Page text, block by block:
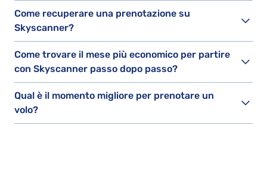
Come recuperare una prenotazione su
Skyscanner?
Come trovare il mese più economico per partire
con Skyscanner passo dopo passo?
Qual è il momento migliore per prenotare un
volo?